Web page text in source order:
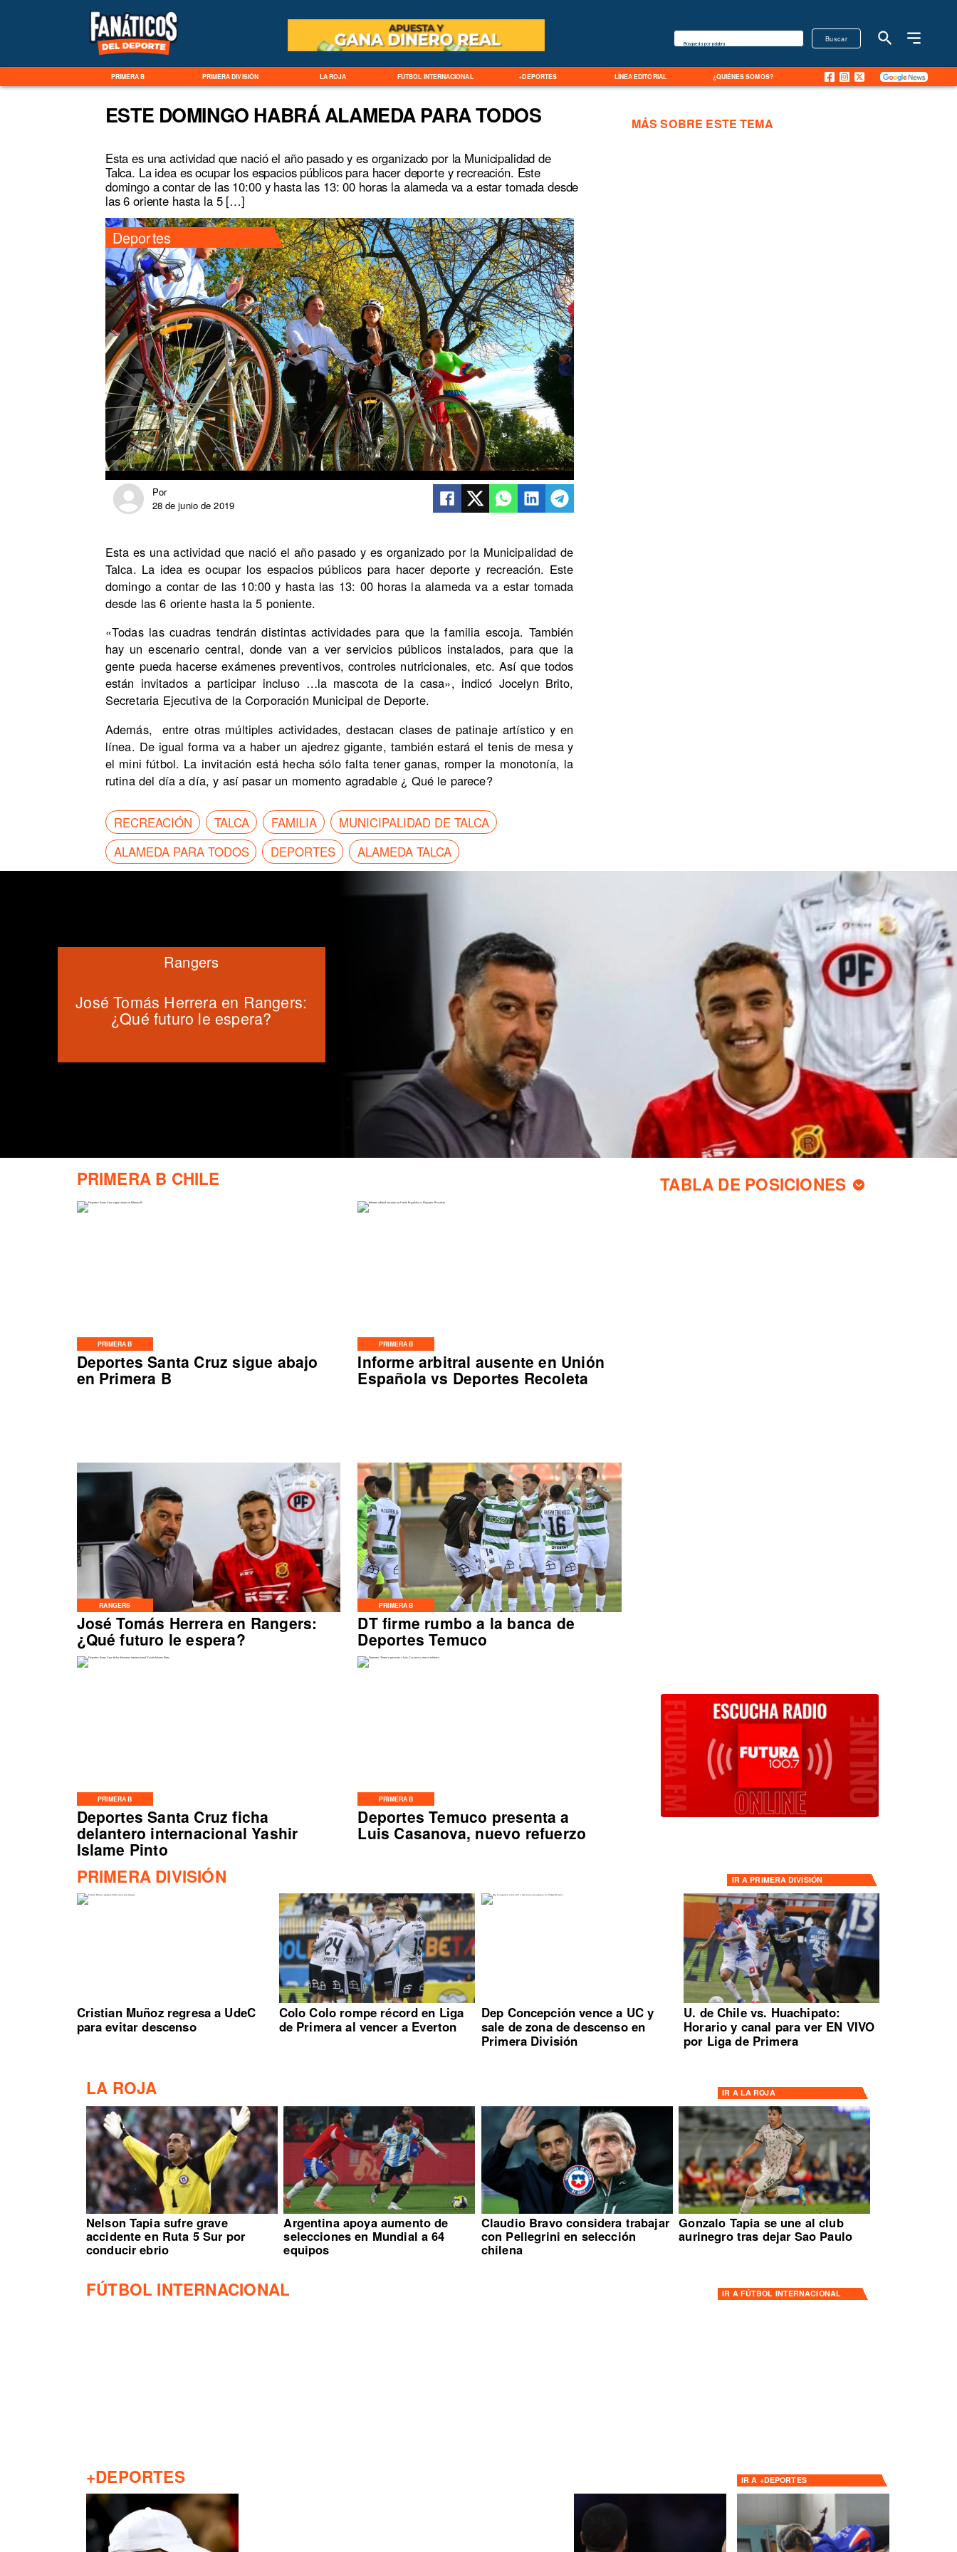
PRIMERA B PRIMERA DIVISIÓN LA ROJA FÚTBOL INTERNACIONAL +DEPORTES LÍNEA EDITORIAL ¿QUIÉNES SOMOS?
Buscar
Búsqueda por palabra
Deportes
Por
28 de junio de 2019
MÁS SOBRE ESTE TEMA
ESTE DOMINGO HABRÁ ALAMEDA PARA TODOS
Esta es una actividad que nació el año pasado y es organizado por la Municipalidad de
Talca. La idea es ocupar los espacios públicos para hacer deporte y recreación. Este
domingo a contar de las 10:00 y hasta las 13: 00 horas la alameda va a estar tomada desde
las 6 oriente hasta la 5 […]
Esta es una actividad que nació el año pasado y es organizado por la Municipalidad de
Talca. La idea es ocupar los espacios públicos para hacer deporte y recreación. Este
domingo a contar de las 10:00 y hasta las 13: 00 horas la alameda va a estar tomada
desde las 6 oriente hasta la 5 poniente.
«Todas las cuadras tendrán distintas actividades para que la familia escoja. También
hay un escenario central, donde van a ver servicios públicos instalados, para que la
gente pueda hacerse exámenes preventivos, controles nutricionales, etc. Así que todos
están invitados a participar incluso …la mascota de la casa», indicó Jocelyn Brito,
Secretaria Ejecutiva de la Corporación Municipal de Deporte.
Además, entre otras múltiples actividades, destacan clases de patinaje artístico y en
línea. De igual forma va a haber un ajedrez gigante, también estará el tenis de mesa y
el mini fútbol. La invitación está hecha sólo falta tener ganas, romper la monotonía, la
rutina del día a día, y así pasar un momento agradable ¿ Qué le parece?
RECREACIÓN TALCA FAMILIA
MUNICIPALIDAD DE TALCA
ALAMEDA PARA TODOS
DEPORTES ALAMEDA TALCA
PRIMERA B
Deportes Santa Cruz sigue abajo
en Primera B
PRIMERA B
Informe arbitral ausente en Unión
Española vs Deportes Recoleta
RANGERS
José Tomás Herrera en Rangers:
¿Qué futuro le espera?
PRIMERA B
DT firme rumbo a la banca de
Deportes Temuco
José Tomás Herrera en Rangers:
¿Qué futuro le espera?
Rangers
PRIMERA B CHILE TABLA DE POSICIONES
PRIMERA B
Deportes Santa Cruz ficha
delantero internacional Yashir
Islame Pinto
PRIMERA B
Deportes Temuco presenta a
Luis Casanova, nuevo refuerzo
PRIMERA DIVISIÓN IR A PRIMERA DIVISIÓN
Cristian Muñoz regresa a UdeC
para evitar descenso
Colo Colo rompe récord en Liga
de Primera al vencer a Everton
Dep Concepción vence a UC y
sale de zona de descenso en
Primera División
U. de Chile vs. Huachipato:
Horario y canal para ver EN VIVO
por Liga de Primera
LA ROJA IR A LA ROJA
Nelson Tapia sufre grave
accidente en Ruta 5 Sur por
conducir ebrio
Argentina apoya aumento de
selecciones en Mundial a 64
equipos
Claudio Bravo considera trabajar
con Pellegrini en selección
chilena
Gonzalo Tapia se une al club
aurinegro tras dejar Sao Paulo
FÚTBOL INTERNACIONAL IR A FÚTBOL INTERNACIONAL
+DEPORTES IR A +DEPORTES